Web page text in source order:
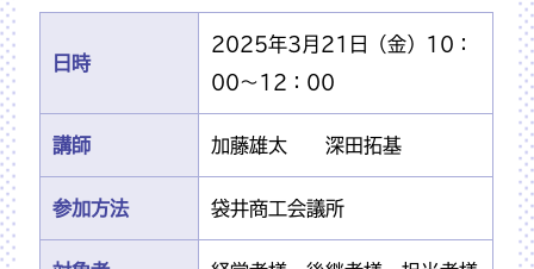
日時
2025年3月21日（金）10：
00～12：00
講師 加藤雄太 深田拓基
参加方法 袋井商工会議所